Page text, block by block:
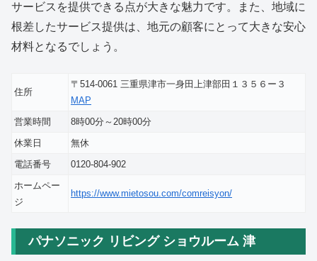
サービスを提供できる点が大きな魅力です。また、地域に
根差したサービス提供は、地元の顧客にとって大きな安心
材料となるでしょう。
住所
〒514-0061 三重県津市一身田上津部田１３５６ー３
MAP
営業時間
8時00分～20時00分
休業日
無休
電話番号
0120-804-902
ホームペー
ジ
https://www.mietosou.com/comreisyon/
パナソニック リビング ショウルーム 津